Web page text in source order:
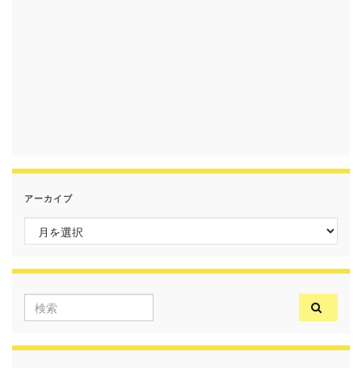
アーカイブ
アーカイブ
Search for: